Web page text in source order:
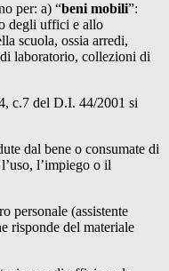
per: a) “beni mobili”:
degli uffici e allo
scuola, ossia arredi,
laboratorio, collezioni di
c.7 del D.I. 44/2001 si
dal bene o consumate di
l’impiego o il
personale (assistente
risponde del materiale